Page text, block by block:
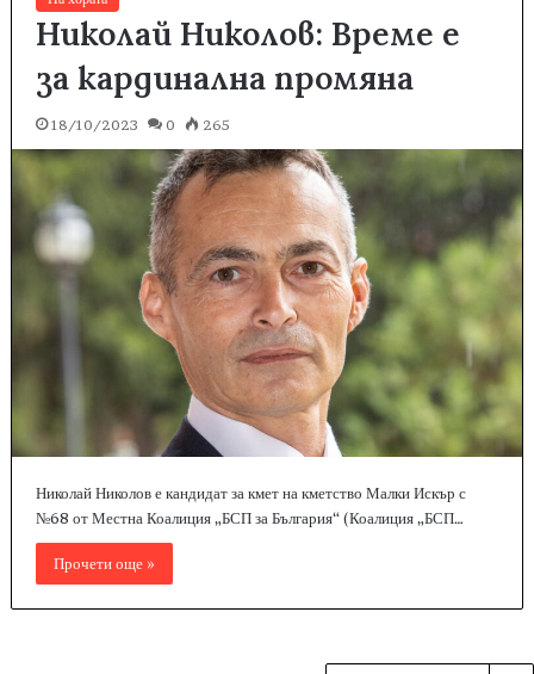
Николай Николов: Време е
за кардинална промяна
18/10/2023 0 265
Николай Николов е кандидат за кмет на кметство Малки Искър с
№68 от Местна Коалиция „БСП за България“ (Коалиция „БСП…
Прочети още »